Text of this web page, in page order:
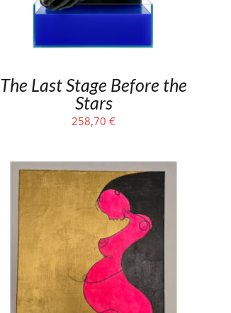
The Last Stage Before the
Stars
258,70€